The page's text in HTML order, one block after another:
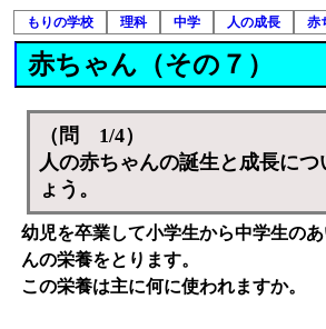
もりの学校 理科 中学 人の成長 赤
赤ちゃん（その７）
（問 1/4）
人の赤ちゃんの誕生と成長につ
ょう。
幼児を卒業して小学生から中学生の
んの栄養をとります。
この栄養は主に何に使われますか。